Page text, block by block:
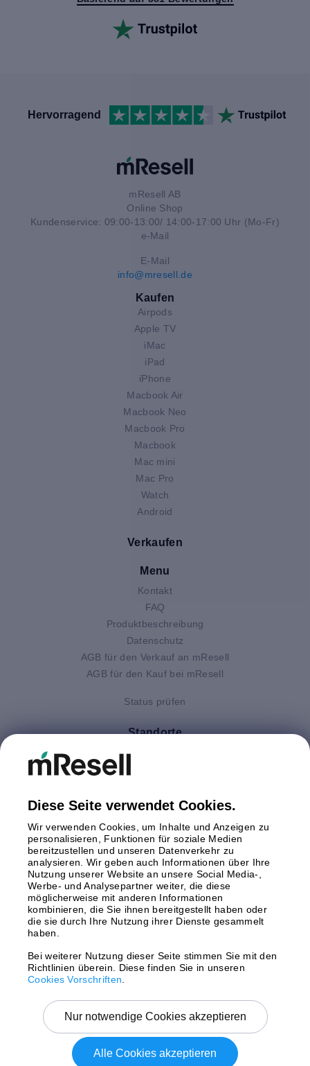
Hervorragend
mResell AB
Online Shop
Kundenservice: 09:00-13:00/ 14:00-17:00 Uhr (Mo-Fr)
e-Mail
E-Mail
info@mresell.de
Kaufen
Airpods
Apple TV
iMac
iPad
iPhone
Macbook Air
Macbook Neo
Macbook Pro
Macbook
Mac mini
Mac Pro
Watch
Android
Verkaufen
Menu
Kontakt
FAQ
Produktbeschreibung
Datenschutz
AGB für den Verkauf an mResell
AGB für den Kauf bei mResell
Status prüfen
Standorte
Deutschland
Italien
Polen
Schweden
Spanien
Österreich
Zahlungsmethoden
Diese Seite verwendet Cookies.
Wir verwenden Cookies, um Inhalte und Anzeigen zu
personalisieren, Funktionen für soziale Medien
bereitzustellen und unseren Datenverkehr zu
analysieren. Wir geben auch Informationen über Ihre
Nutzung unserer Website an unsere Social Media-,
Werbe- und Analysepartner weiter, die diese
möglicherweise mit anderen Informationen
kombinieren, die Sie ihnen bereitgestellt haben oder
die sie durch Ihre Nutzung ihrer Dienste gesammelt
haben.
Bei weiterer Nutzung dieser Seite stimmen Sie mit den
Richtlinien überein. Diese finden Sie in unseren
Cookies Vorschriften
Nur notwendige Cookies akzeptieren
Alle Cookies akzeptieren